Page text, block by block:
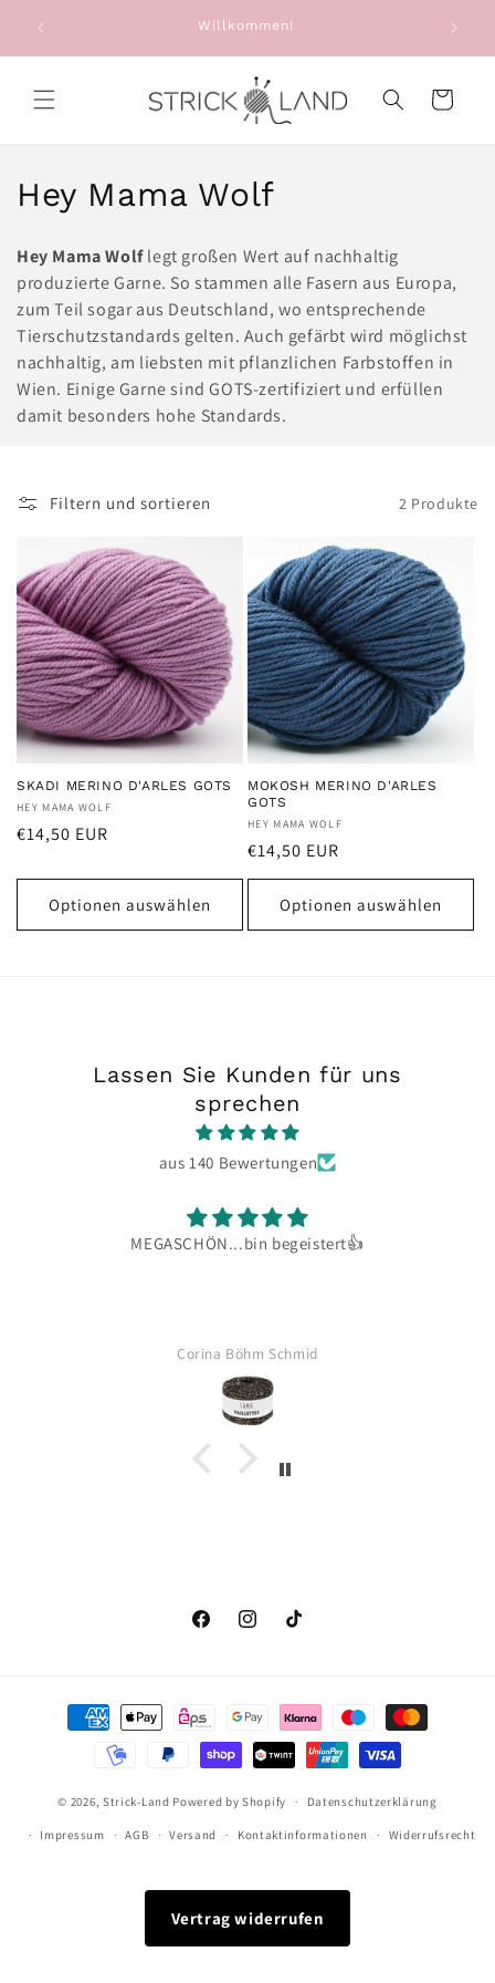
Inhalt
Willkommen! Sie
Warenkorb
K
t
e
g
o
i
:
Hey Mama Wolf
Hey Mama Wolflegt großen Wert auf nachhaltig
produzierte Garne. So stammen alle Fasern aus Europa,
zum Teil sogar aus Deutschland, wo entsprechende
Tierschutzstandards gelten. Auch gefärbt wird möglichst
nachhaltig, am liebsten mit pflanzlichen Farbstoffen in
Wien. Einige Garne sind GOTS-zertifiziert und erfüllen
damit besonders hohe Standards.
Filtern und sortieren 2 Produkte
SKADI MERINO D'ARLES GOTS
Anbieter:
HEY MAMA WOLF
Normaler
€14,50 EUR
Optionen auswählen
MOKOSH MERINO D'ARLES
GOTS
Anbieter:
HEY MAMA WOLF
Normaler
Preis
€14,50 EUR
Optionen auswählen
Lassen Sie Kunden für uns
sprechen
aus 140 Bewertungen
MEGASCHÖN...bin begeistert👍
Corina Böhm Schmid
FacebookInstagramTikTok
Zahlungsmethoden
© 2026, Strick-Land Powered by Shopify Datenschutzerklärung
Impressum AGB Versand Kontaktinformationen Widerrufsrecht
Vertrag widerrufen